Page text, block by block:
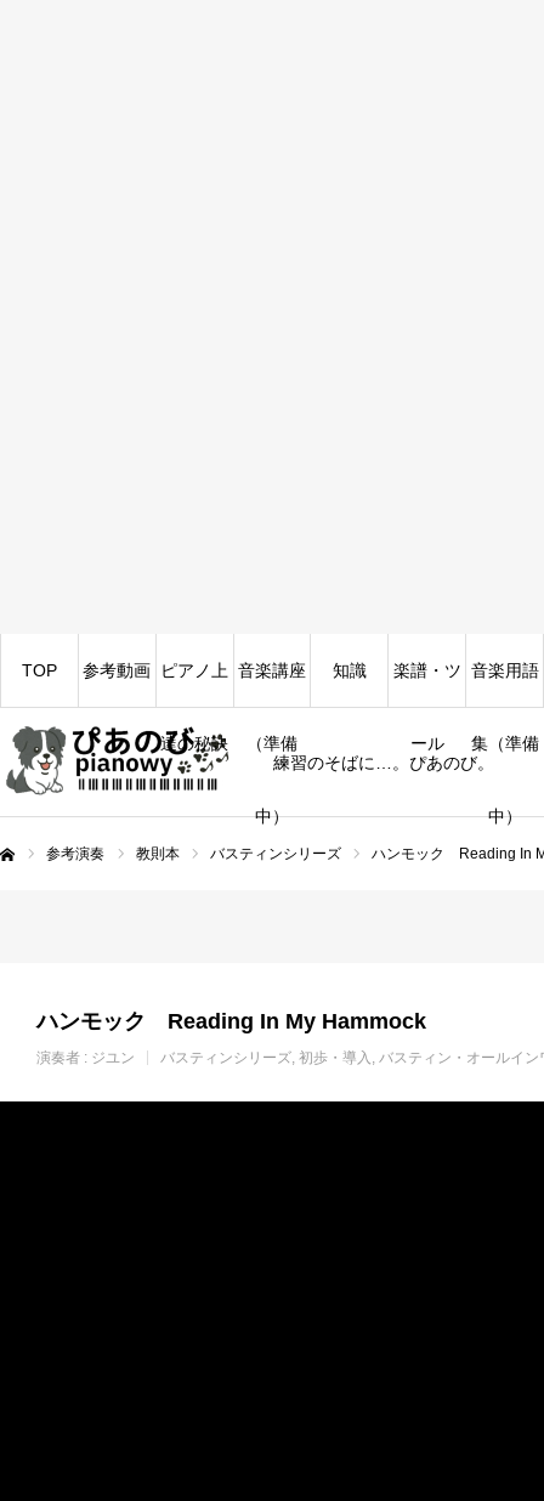
練習のそばに…。ぴあのび。
TOP 参考動画 ピアノ上
達の秘訣
音楽講座
（準備
中）
知識 楽譜・ツ
ール
音楽用語
集（準備
中）
参考演奏 教則本 バスティンシリーズ ハンモック Reading In
ハンモック Reading In My Hammock
演奏者 : ジユン バスティンシリーズ 初歩・導入 バスティン・オールイ